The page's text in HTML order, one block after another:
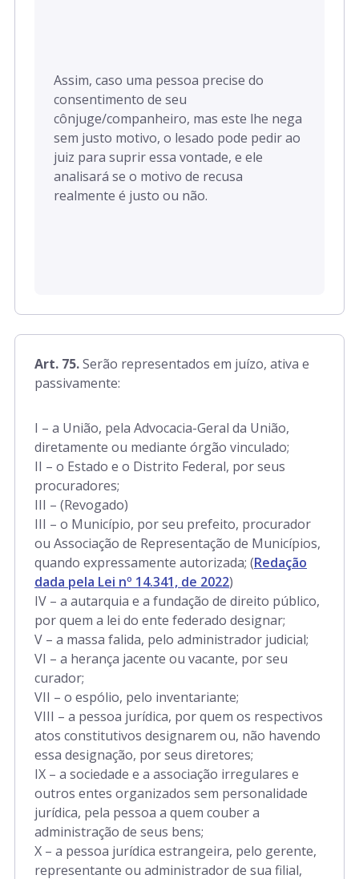
Assim, caso uma pessoa precise do
consentimento de seu
cônjuge/companheiro, mas este lhe nega
sem justo motivo, o lesado pode pedir ao
juiz para suprir essa vontade, e ele
analisará se o motivo de recusa
realmente é justo ou não.
Art. 75.Serão representados em juízo, ativa e
passivamente:
I – a União, pela Advocacia-Geral da União,
diretamente ou mediante órgão vinculado;
II – o Estado e o Distrito Federal, por seus
procuradores;
III – (Revogado)
III – o Município, por seu prefeito, procurador
ou Associação de Representação de Municípios,
quando expressamente autorizada; (Redação
dada pela Lei nº 14.341, de 2022)
IV – a autarquia e a fundação de direito público,
por quem a lei do ente federado designar;
V – a massa falida, pelo administrador judicial;
VI – a herança jacente ou vacante, por seu
curador;
VII – o espólio, pelo inventariante;
VIII – a pessoa jurídica, por quem os respectivos
atos constitutivos designarem ou, não havendo
essa designação, por seus diretores;
IX – a sociedade e a associação irregulares e
outros entes organizados sem personalidade
jurídica, pela pessoa a quem couber a
administração de seus bens;
X – a pessoa jurídica estrangeira, pelo gerente,
representante ou administrador de sua filial,